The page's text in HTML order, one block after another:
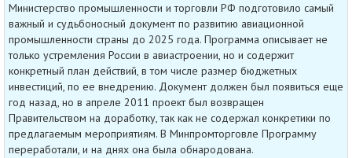
Министерство промышленности и торговли РФ подготовило самый
важный и судьбоносный документ по развитию авиационной
промышленности страны до 2025 года. Программа описывает не
только устремления России в авиастроении, но и содержит
конкретный план действий, в том числе размер бюджетных
инвестиций, по ее внедрению. Документ должен был появиться еще
год назад, но в апреле 2011 проект был возвращен
Правительством на доработку, так как не содержал конкретики по
предлагаемым мероприятиям. В Минпромторговле Программу
переработали, и на днях она была обнародована.